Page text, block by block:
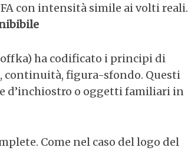
con intensità simile ai volti reali.
ha codificato i principi di
continuità, figura-sfondo. Questi
d’inchiostro o oggetti familiari in
Come nel caso del logo del